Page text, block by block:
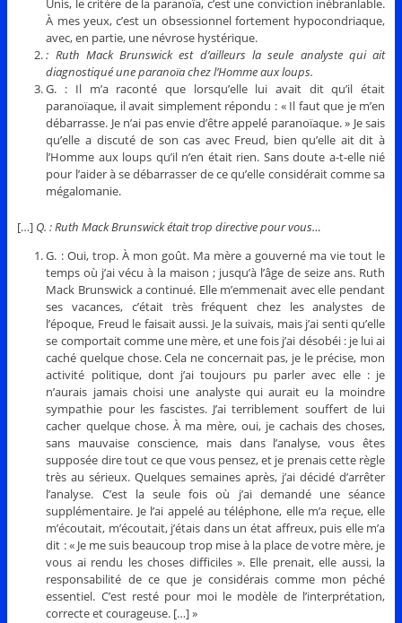
Unis, le critère de la paranoïa, c’est une conviction inébranlable.
À mes yeux, c’est un obsessionnel fortement hypocondriaque,
avec, en partie, une névrose hystérique.
: Ruth Mack Brunswick est d’ailleurs la seule analyste qui ait
diagnostiqué une paranoïa chez l’Homme aux loups.
G. : Il m’a raconté que lorsqu’elle lui avait dit qu’il était
paranoïaque, il avait simplement répondu : « Il faut que je m’en
débarrasse. Je n’ai pas envie d’être appelé paranoïaque. » Je sais
qu’elle a discuté de son cas avec Freud, bien qu’elle ait dit à
l’Homme aux loups qu’il n’en était rien. Sans doute a-t-elle nié
pour l’aider à se débarrasser de ce qu’elle considérait comme sa
mégalomanie.
[…] Q. : Ruth Mack Brunswick était trop directive pour vous…
G. : Oui, trop. À mon goût. Ma mère a gouverné ma vie tout le
temps où j’ai vécu à la maison ; jusqu’à l’âge de seize ans. Ruth
Mack Brunswick a continué. Elle m’emmenait avec elle pendant
ses vacances, c’était très fréquent chez les analystes de
l’époque, Freud le faisait aussi. Je la suivais, mais j’ai senti qu’elle
se comportait comme une mère, et une fois j’ai désobéi : je lui ai
caché quelque chose. Cela ne concernait pas, je le précise, mon
activité politique, dont j’ai toujours pu parler avec elle : je
n’aurais jamais choisi une analyste qui aurait eu la moindre
sympathie pour les fascistes. J’ai terriblement souffert de lui
cacher quelque chose. À ma mère, oui, je cachais des choses,
sans mauvaise conscience, mais dans l’analyse, vous êtes
supposée dire tout ce que vous pensez, et je prenais cette règle
très au sérieux. Quelques semaines après, j’ai décidé d’arrêter
l’analyse. C’est la seule fois où j’ai demandé une séance
supplémentaire. Je l’ai appelé au téléphone, elle m’a reçue, elle
m’écoutait, m’écoutait, j’étais dans un état affreux, puis elle m’a
dit : « Je me suis beaucoup trop mise à la place de votre mère, je
vous ai rendu les choses difficiles ». Elle prenait, elle aussi, la
responsabilité de ce que je considérais comme mon péché
essentiel. C’est resté pour moi le modèle de l’interprétation,
correcte et courageuse. […] »